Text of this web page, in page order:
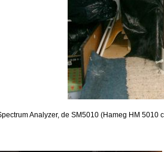
Analyzer, de SM5010 (Hameg HM